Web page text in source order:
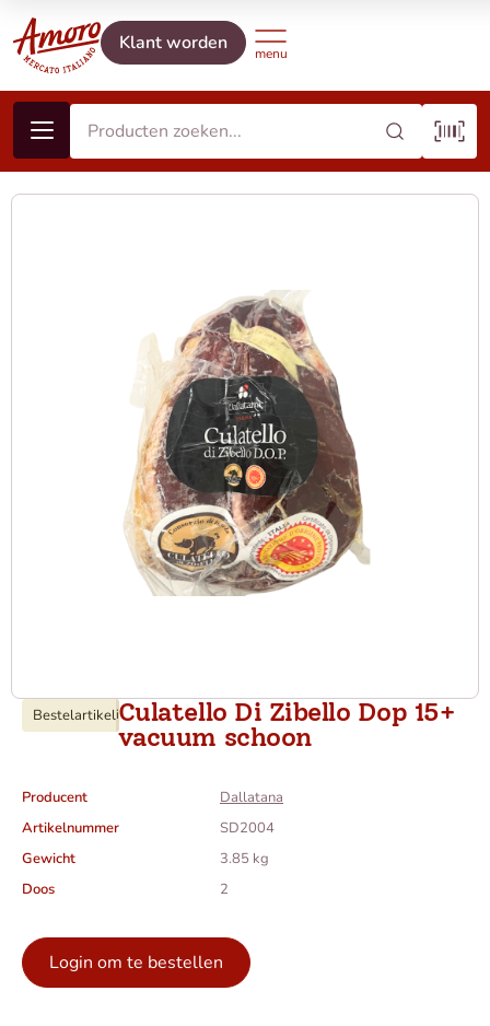
Klant worden
BestelartikeliCulatello Di Zibello Dop 15+
vacuum schoon
Producent
Dallatana
Artikelnummer
SD2004
Gewicht
3.85 kg
Doos
2
Login om te bestellen